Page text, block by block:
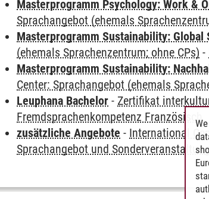
Masterprogramm Psychology: Work &
Sprachangebot (ehemals
Masterprogramm Sustainability: Global
(ehemals Sprachenzentrum; ohne CPs) -
Masterprogramm Sustainability:
Center: Sprachangebot (ehemals
Leuphana Bachelor - Zertifikat
Fremdsprachenkompetenz Französisch
zusätzliche Angebote - International
Sprachangebot und